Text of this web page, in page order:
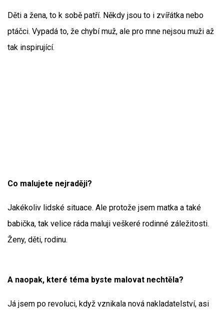
Děti a žena, to k sobě patří. Někdy jsou to i zvířátka nebo
ptáčci. Vypadá to, že chybí muž, ale pro mne nejsou muži až
tak inspirující.
Co malujete nejraději?
Jakékoliv lidské situace. Ale protože jsem matka a také
babička, tak velice ráda maluji veškeré rodinné záležitosti.
Ženy, děti, rodinu.
A naopak, které téma byste malovat nechtěla?
Já jsem po revoluci, když vznikala nová nakladatelství, asi